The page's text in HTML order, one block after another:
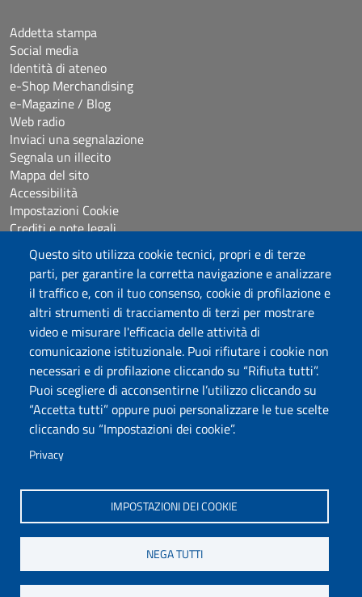
Questo sito utilizza cookie tecnici, propri e di terze
parti, per garantire la corretta navigazione e analizzare
il traffico e, con il tuo consenso, cookie di profilazione e
altri strumenti di tracciamento di terzi per mostrare
video e misurare l'efficacia delle attività di
comunicazione istituzionale. Puoi rifiutare i cookie non
necessari e di profilazione cliccando su “Rifiuta tutti”.
Puoi scegliere di acconsentirne l’utilizzo cliccando su
“Accetta tutti” oppure puoi personalizzare le tue scelte
cliccando su “Impostazioni dei cookie”.
Privacy
IMPOSTAZIONI DEI COOKIE
NEGA TUTTI
Università degli Studi di Sassari
Piazza Università 21, Sassari
Tel.: 800 882994 (Orientamento studenti)
RETTORE:rettore@uniss.it
PEC:protocollo@pec.uniss.it
URP:urp@uniss.it
P.I. 00196350904 –pagoPA®
Addetta stampa
Social media
Identità di ateneo
e-Shop Merchandising
e-Magazine / Blog
Web radio
Inviaci una segnalazione
Segnala un illecito
Mappa del sito
Accessibilità
Impostazioni Cookie
Crediti e note legali
Seguici su
Chatta con noi